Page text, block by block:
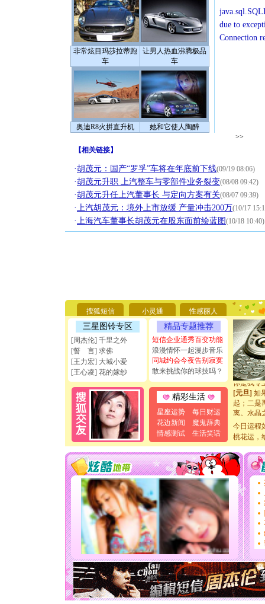
非常炫目玛莎拉蒂跑
车
让男人热血沸腾极品
车
奥迪R8火拼直升机 她和它使人陶醉
due to
Connection
>>
【相关链接】
·胡茂元：国产“罗孚”车将在年底前下线(09/19 08:06)
·胡茂元升职 上汽整车与零部件业务裂变(08/08 09:42)
·胡茂元升任上汽董事长 与定向方案有关(08/07 09:39)
·上汽胡茂元：境外上市放缓 产量冲击200万(10/17
·上海汽车董事长胡茂元在股东面前绘蓝图 (10/18 10:40)
搜狐短信 小灵通 性感丽人
三星图铃专区
[周杰伦] 千里之外
[誓 言] 求佛
[王力宏] 大城小爱
[王心凌] 花的嫁纱
精品专题推荐
短信企业通秀百变功能
浪漫情怀一起漫步音乐
同城约会今夜告别寂寞
敢来挑战你的球技吗？
精彩生活
星座运势
每日财运
花边新闻
魔鬼辞典
情感测试
生活笑话
[圣诞节]
能正大光
天都要快
[圣诞节]
如意,快
[元旦]看
断电。爱
你是我专
[元旦]如
起；二是
离。水晶
[元旦]当
泣，这痛
卖了。水
[春节]风
颜！冬去
道一声
[春节]传
片叶子
送你一
[圣诞节]
你太多
要平安
[圣诞节]
能正大
天都要快
[圣诞节]
如意,快
[元旦]看
断电。爱
今日运程
桃花运，